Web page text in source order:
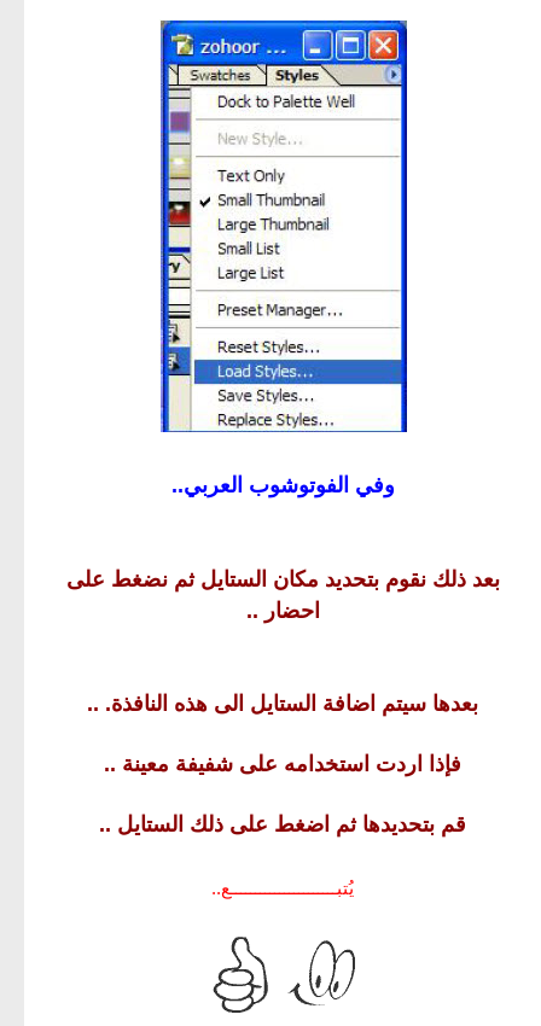
وفي الفوتوشوب العربي..
بعد ذلك نقوم بتحديد مكان الستايل ثم نضغط على
احضار ..
بعدها سيتم اضافة الستايل الى هذه النافذة. ..
فإذا اردت استخدامه على شفيفة معينة ..
قم بتحديدها ثم اضغط على ذلك الستايل ..
يُتبــــــــــــــــــــــع..